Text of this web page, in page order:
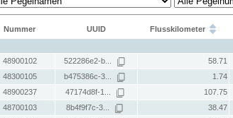
Nummer UUID Flusskilometer
48900102 522286e2-b... 58.71
48300105 b475386c-3... 1.74
48900237 47174d8f-1... 107.75
48700103 8b4f9f7c-3... 38.47